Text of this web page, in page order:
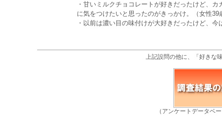
・甘いミルクチョコレートが好きだったけど、
に気をつけたいと思ったのがきっかけ。（女性39
・以前は濃い目の味付けが大好きだったけど、
上記設問の他に、「好きな
（アンケートデータベ